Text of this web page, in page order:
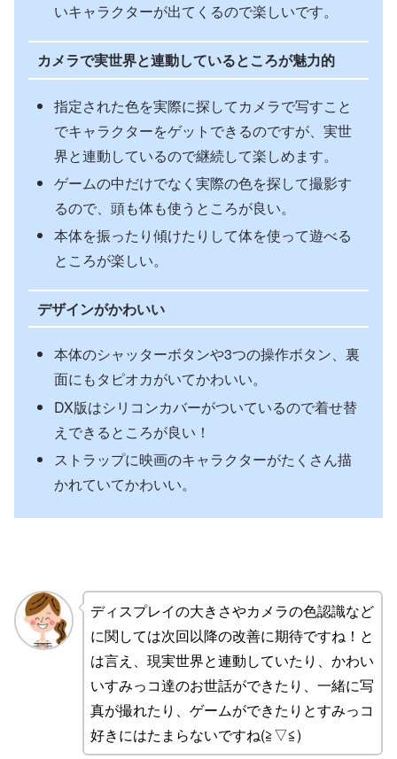
いキャラクターが出てくるので楽しいです。
カメラで実世界と連動しているところが魅力的
指定された色を実際に探してカメラで写すこと
でキャラクターをゲットできるのですが、実世
界と連動しているので継続して楽しめます。
ゲームの中だけでなく実際の色を探して撮影す
るので、頭も体も使うところが良い。
本体を振ったり傾けたりして体を使って遊べる
ところが楽しい。
デザインがかわいい
本体のシャッターボタンや3つの操作ボタン、裏
面にもタピオカがいてかわいい。
DX版はシリコンカバーがついているので着せ替
えできるところが良い！
ストラップに映画のキャラクターがたくさん描
かれていてかわいい。
ディスプレイの大きさやカメラの色認識など
に関しては次回以降の改善に期待ですね！と
は言え、現実世界と連動していたり、かわい
いすみっコ達のお世話ができたり、一緒に写
真が撮れたり、ゲームができたりとすみっコ
好きにはたまらないですね(≧▽≦)